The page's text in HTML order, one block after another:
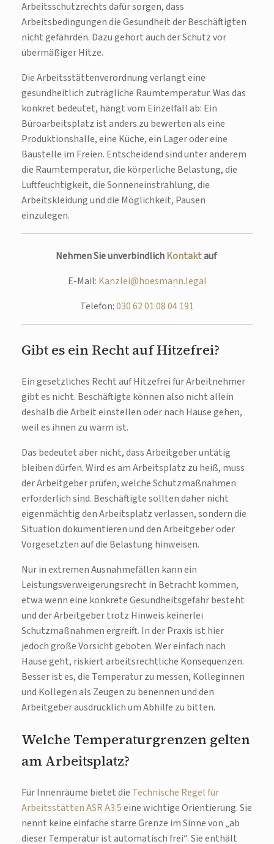
Arbeitsschutzrechts dafür sorgen, dass
Arbeitsbedingungen die Gesundheit der Beschäftigten
nicht gefährden. Dazu gehört auch der Schutz vor
übermäßiger Hitze.
Die Arbeitsstättenverordnung verlangt eine
gesundheitlich zuträgliche Raumtemperatur. Was das
konkret bedeutet, hängt vom Einzelfall ab: Ein
Büroarbeitsplatz ist anders zu bewerten als eine
Produktionshalle, eine Küche, ein Lager oder eine
Baustelle im Freien. Entscheidend sind unter anderem
die Raumtemperatur, die körperliche Belastung, die
Luftfeuchtigkeit, die Sonneneinstrahlung, die
Arbeitskleidung und die Möglichkeit, Pausen
einzulegen.
Nehmen Sie unverbindlichKontaktauf
E-Mail: Kanzlei@hoesmann.legal
Telefon:030 62 01 08 04 191
Gibt es ein Recht auf Hitzefrei?
Ein gesetzliches Recht auf Hitzefrei für Arbeitnehmer
gibt es nicht. Beschäftigte können also nicht allein
deshalb die Arbeit einstellen oder nach Hause gehen,
weil es ihnen zu warm ist.
Das bedeutet aber nicht, dass Arbeitgeber untätig
bleiben dürfen. Wird es am Arbeitsplatz zu heiß, muss
der Arbeitgeber prüfen, welche Schutzmaßnahmen
erforderlich sind. Beschäftigte sollten daher nicht
eigenmächtig den Arbeitsplatz verlassen, sondern die
Situation dokumentieren und den Arbeitgeber oder
Vorgesetzten auf die Belastung hinweisen.
Nur in extremen Ausnahmefällen kann ein
Leistungsverweigerungsrecht in Betracht kommen,
etwa wenn eine konkrete Gesundheitsgefahr besteht
und der Arbeitgeber trotz Hinweis keinerlei
Schutzmaßnahmen ergreift. In der Praxis ist hier
jedoch große Vorsicht geboten. Wer einfach nach
Hause geht, riskiert arbeitsrechtliche Konsequenzen.
Besser ist es, die Temperatur zu messen, Kolleginnen
und Kollegen als Zeugen zu benennen und den
Arbeitgeber ausdrücklich um Abhilfe zu bitten.
Welche Temperaturgrenzen gelten
am Arbeitsplatz?
Für Innenräume bietet die Technische Regel für
Arbeitsstätten ASR A3.5eine wichtige Orientierung. Sie
nennt keine einfache starre Grenze im Sinne von „ab
dieser Temperatur ist automatisch frei“. Sie enthält